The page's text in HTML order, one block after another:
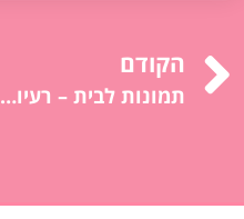
הקודם
תמונות לבית – רעיונות יצירתיים לשדרוג עיצוב הפנים שלכם